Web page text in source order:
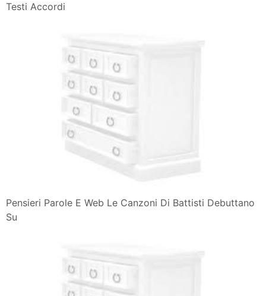
Testi Accordi
Pensieri Parole E Web Le Canzoni Di Battisti Debuttano
Su